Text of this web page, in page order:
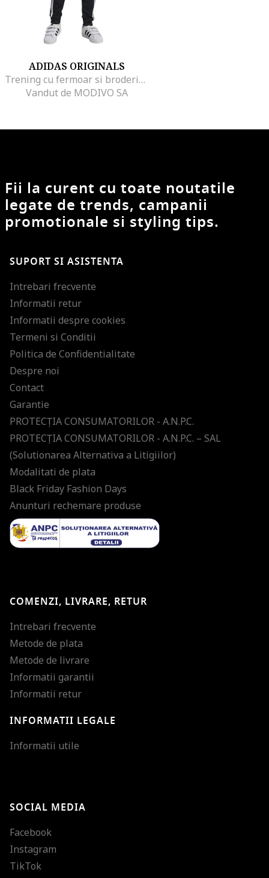
ADIDAS ORIGINALS
Trening cu fermoar si broderie logo, Alb/Negru
Vandut de MODIVO SA
Fii la curent cu toate noutatile
legate de trends, campanii
promotionale si styling tips.
SUPORT SI ASISTENTA
Intrebari frecvente
Informatii retur
Informatii despre cookies
Termeni si Conditii
Politica de Confidentialitate
Despre noi
Contact
Garantie
PROTECŢIA CONSUMATORILOR - A.N.P.C.
PROTECŢIA CONSUMATORILOR - A.N.P.C. – SAL
(Solutionarea Alternativa a Litigiilor)
Modalitati de plata
Black Friday Fashion Days
Anunturi rechemare produse
COMENZI, LIVRARE, RETUR
Intrebari frecvente
Metode de plata
Metode de livrare
Informatii garantii
Informatii retur
INFORMATII LEGALE
Informatii utile
SOCIAL MEDIA
Facebook
Instagram
TikTok